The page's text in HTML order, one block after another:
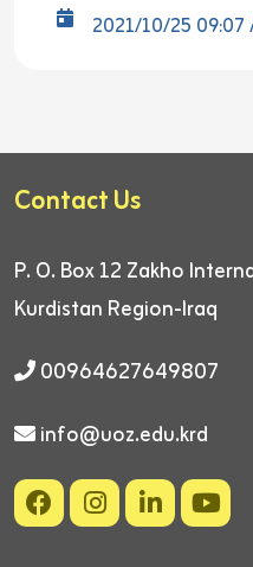
2021/10/25 09:07
Contact Us
P. O. Box 12 Zakho
Kurdistan Region-Iraq
00964627649807
info@uoz.edu.krd